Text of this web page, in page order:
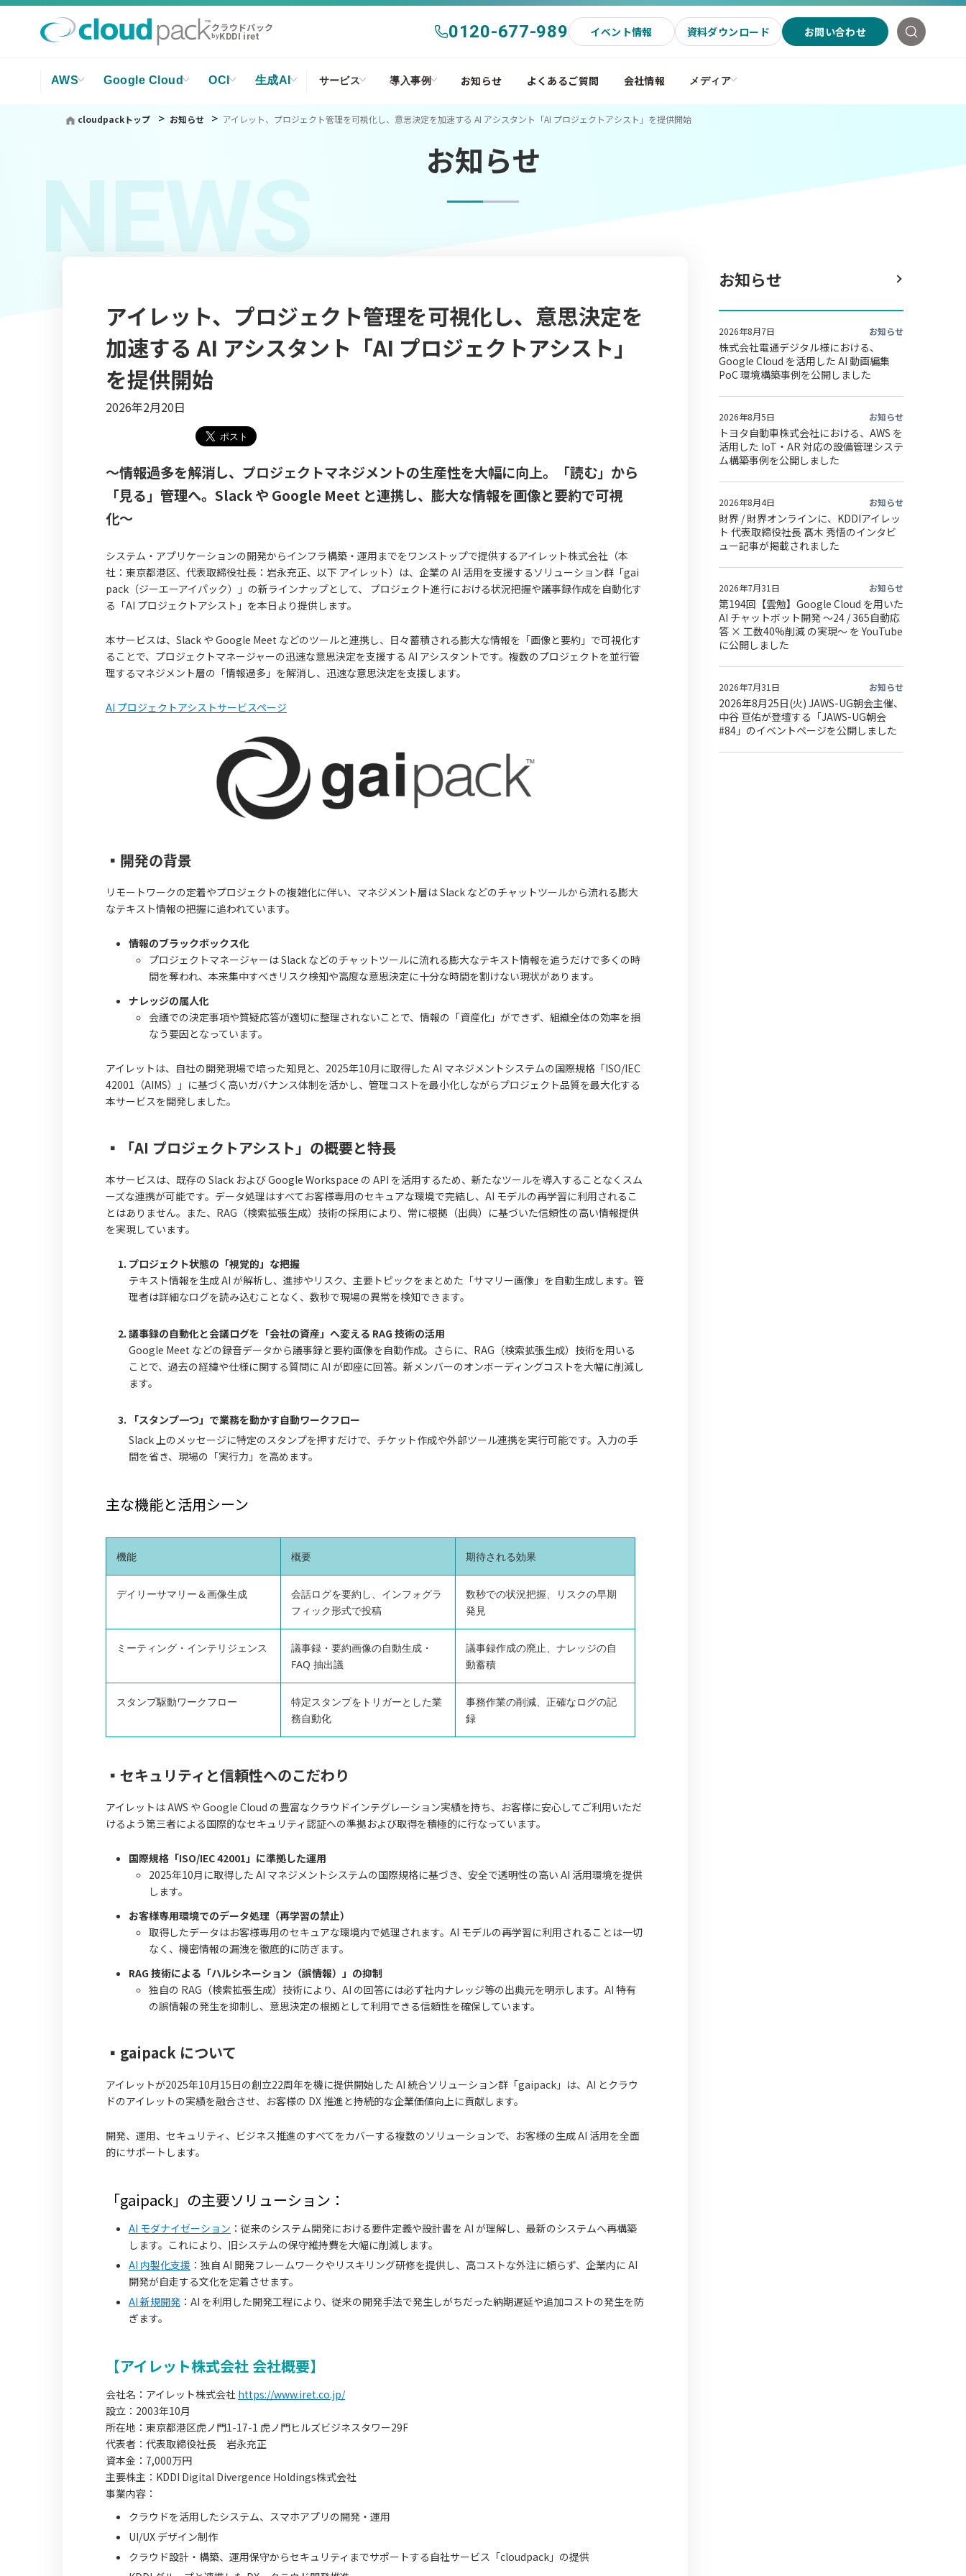
クラウドパック
byKDDI iret 0120-677-989 イベント情報 資料ダウンロード お問い合わせ
AWS Google Cloud OCI 生成AI サービス 導入事例 お知らせ よくあるご質問 会社情報 メディア
cloudpackトップ お知らせ アイレット、プロジェクト管理を可視化し、意思決定を加速する AI アシスタント「AI プロジェクトアシスト」を提供開始
お知らせ
NEWS
アイレット、プロジェクト管理を可視化し、意思決定を
加速する AI アシスタント「AI プロジェクトアシスト」
を提供開始
2026年2月20日
〜情報過多を解消し、プロジェクトマネジメントの生産性を大幅に向上。「読む」から
「見る」管理へ。Slack や Google Meet と連携し、膨大な情報を画像と要約で可視
化〜
システム・アプリケーションの開発からインフラ構築・運用までをワンストップで提供するアイレット株式会社（本
社：東京都港区、代表取締役社長：岩永充正、以下 アイレット）は、企業の AI 活用を支援するソリューション群「gai
pack（ジーエーアイパック）」の新ラインナップとして、 プロジェクト進行における状況把握や議事録作成を自動化す
る「AI プロジェクトアシスト」を本日より提供します。
本サービスは、Slack や Google Meet などのツールと連携し、日々蓄積される膨大な情報を「画像と要約」で可視化す
ることで、プロジェクトマネージャーの迅速な意思決定を支援する AI アシスタントです。複数のプロジェクトを並行管
理するマネジメント層の「情報過多」を解消し、迅速な意思決定を支援します。
AI プロジェクトアシストサービスページ
▪️開発の背景
リモートワークの定着やプロジェクトの複雑化に伴い、マネジメント層は Slack などのチャットツールから流れる膨大
なテキスト情報の把握に追われています。
情報のブラックボックス化
プロジェクトマネージャーは Slack などのチャットツールに流れる膨大なテキスト情報を追うだけで多くの時
間を奪われ、本来集中すべきリスク検知や高度な意思決定に十分な時間を割けない現状があります。
ナレッジの属人化
会議での決定事項や質疑応答が適切に整理されないことで、情報の「資産化」ができず、組織全体の効率を損
なう要因となっています。
アイレットは、自社の開発現場で培った知見と、2025年10月に取得した AI マネジメントシステムの国際規格「ISO/IEC
42001（AIMS）」に基づく高いガバナンス体制を活かし、管理コストを最小化しながらプロジェクト品質を最大化する
本サービスを開発しました。
▪️「AI プロジェクトアシスト」の概要と特長
本サービスは、既存の Slack および Google Workspace の API を活用するため、新たなツールを導入することなくスム
ーズな連携が可能です。データ処理はすべてお客様専用のセキュアな環境で完結し、AI モデルの再学習に利用されるこ
とはありません。また、RAG（検索拡張生成）技術の採用により、常に根拠（出典）に基づいた信頼性の高い情報提供
を実現しています。
プロジェクト状態の「視覚的」な把握
テキスト情報を生成 AI が解析し、進捗やリスク、主要トピックをまとめた「サマリー画像」を自動生成します。管
理者は詳細なログを読み込むことなく、数秒で現場の異常を検知できます。
議事録の自動化と会議ログを「会社の資産」へ変える RAG 技術の活用
Google Meet などの録音データから議事録と要約画像を自動作成。さらに、RAG（検索拡張生成）技術を用いる
ことで、過去の経緯や仕様に関する質問に AI が即座に回答。新メンバーのオンボーディングコストを大幅に削減し
ます。
「スタンプ一つ」で業務を動かす自動ワークフロー
Slack 上のメッセージに特定のスタンプを押すだけで、チケット作成や外部ツール連携を実行可能です。入力の手
間を省き、現場の「実行力」を高めます。
主な機能と活用シーン
機能 概要 期待される効果
デイリーサマリー＆画像生成
会話ログを要約し、インフォグラ
フィック形式で投稿
数秒での状況把握、リスクの早期
発見
ミーティング・インテリジェンス
議事録・要約画像の自動生成・
FAQ 抽出議
議事録作成の廃止、ナレッジの自
動蓄積
スタンプ駆動ワークフロー
特定スタンプをトリガーとした業
務自動化
事務作業の削減、正確なログの記
録
▪️セキュリティと信頼性へのこだわり
アイレットは AWS や Google Cloud の豊富なクラウドインテグレーション実績を持ち、お客様に安心してご利用いただ
けるよう第三者による国際的なセキュリティ認証への準拠および取得を積極的に行なっています。
国際規格「ISO/IEC 42001」に準拠した運用
2025年10月に取得した AI マネジメントシステムの国際規格に基づき、安全で透明性の高い AI 活用環境を提供
します。
お客様専用環境でのデータ処理（再学習の禁止）
取得したデータはお客様専用のセキュアな環境内で処理されます。AI モデルの再学習に利用されることは一切
なく、機密情報の漏洩を徹底的に防ぎます。
RAG 技術による「ハルシネーション（誤情報）」の抑制
独自の RAG（検索拡張生成）技術により、AI の回答には必ず社内ナレッジ等の出典元を明示します。AI 特有
の誤情報の発生を抑制し、意思決定の根拠として利用できる信頼性を確保しています。
▪️gaipack について
アイレットが2025年10月15日の創立22周年を機に提供開始した AI 統合ソリューション群「gaipack」は、AI とクラウ
ドのアイレットの実績を融合させ、お客様の DX 推進と持続的な企業価値向上に貢献します。
開発、運用、セキュリティ、ビジネス推進のすべてをカバーする複数のソリューションで、お客様の生成 AI 活用を全面
的にサポートします。
「gaipack」の主要ソリューション：
AI モダナイゼーション ：従来のシステム開発における要件定義や設計書を AI が理解し、最新のシステムへ再構築
します。これにより、旧システムの保守維持費を大幅に削減します。
AI 内製化支援 ：独自 AI 開発フレームワークやリスキリング研修を提供し、高コストな外注に頼らず、企業内に AI
開発が自走する文化を定着させます。
AI 新規開発 ：AI を利用した開発工程により、従来の開発手法で発生しがちだった納期遅延や追加コストの発生を防
ぎます。
【アイレット株式会社 会社概要】
会社名：アイレット株式会社 https://www.iret.co.jp/
設立：2003年10月
所在地：東京都港区虎ノ門1-17-1 虎ノ門ヒルズビジネスタワー29F
代表者：代表取締役社長 岩永充正
資本金：7,000万円
主要株主：KDDI Digital Divergence Holdings株式会社
事業内容：
クラウドを活用したシステム、スマホアプリの開発・運用
UI/UX デザイン制作
クラウド設計・構築、運用保守からセキュリティまでサポートする自社サービス「cloudpack」の提供
お知らせ
2026年8月7日 お知らせ
株式会社電通デジタル様における、
Google Cloud を活用した AI 動画編集
PoC 環境構築事例を公開しました
2026年8月5日 お知らせ
トヨタ自動車株式会社における、AWS を
活用した IoT・AR 対応の設備管理システ
ム構築事例を公開しました
2026年8月4日 お知らせ
財界 / 財界オンラインに、KDDIアイレッ
ト 代表取締役社長 髙木 秀悟のインタビ
ュー記事が掲載されました
2026年7月31日 お知らせ
第194回【雲勉】Google Cloud を用いた
AI チャットボット開発 〜24 / 365自動応
答 × 工数40%削減 の実現〜 を YouTube
に公開しました
2026年7月31日 お知らせ
2026年8月25日(火) JAWS-UG朝会主催、
中谷 亘佑が登壇する「JAWS-UG朝会
#84」のイベントページを公開しました